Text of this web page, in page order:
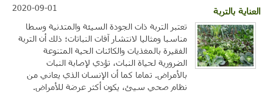
العناية بالتربة
2020-09-01
تعتبر التربة ذات الجودة السيئة والمتدنية وسطا
مناسبا ومثاليا لانتشار آفات النباتات؛ ذلك أن التربة
الفقيرة بالمغذيات والكائنات الحية المتنوعة
الضرورية لحياة النبات، تؤدي لإصابة النبات
بالأمراض. تماما كما أن الإنسان الذي يعاني من
نظام صحي سيئ، يكون أكثر عرضة للأمراض.